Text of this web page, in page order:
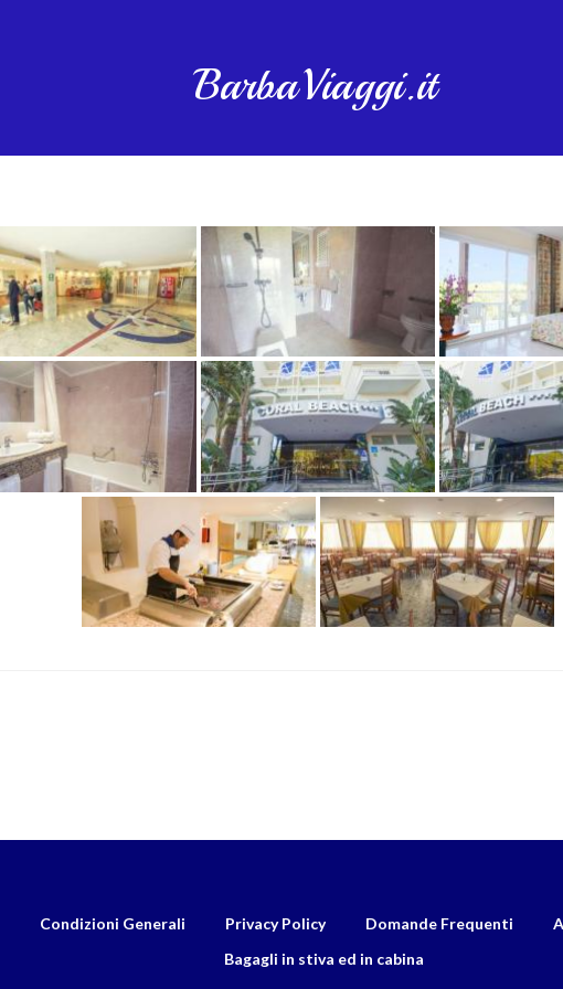
BarbaViaggi.it
Condizioni Generali Privacy Policy Domande Frequenti
Bagagli in stiva ed in cabina